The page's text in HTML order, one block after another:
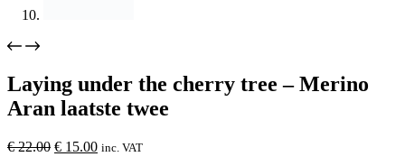
Laying under the cherry tree – Merino
Aran laatste twee
€22.00 Original
€ 15.00Current
inc. VAT